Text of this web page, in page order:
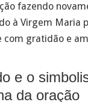
fazendo
à Virgem Maria
com gratidão e
e o
da oração